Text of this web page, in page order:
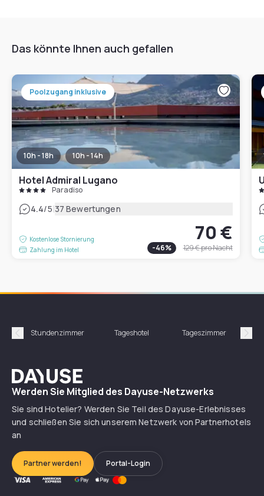
Das könnte Ihnen auch gefallen
Poolzugang inklusive
10h - 18h 10h - 14h
Hotel Admiral Lugano
Paradiso
4.4/5|37 Bewertungen
Kostenlose Stornierung
Zahlung im Hotel
70 €
-46% 129 €pro Nacht
Précédent
Stundenzimmer Tageshotel Tageszimmer
Dayuse
Werden Sie Mitglied des Dayuse-Netzwerks
Sie sind Hotelier? Werden Sie Teil des Dayuse-Erlebnisses
und schließen Sie sich unserem Netzwerk von Partnerhotels
an
Partner werden! Portal-Login